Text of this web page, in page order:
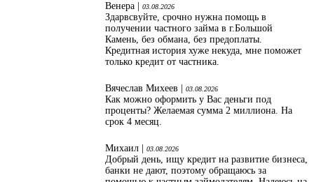
Венера | 03.08.2026
Здарвсвуйте, срочно нужна помощь в
получении частного займа в г.Большой
Камень, без обмана, без предоплаты.
Кредитная история хуже некуда, мне поможет
только кредит от частника.
Вячеслав Михеев | 03.08.2026
Как можно оформить у Вас деньги под
проценты? Желаемая сумма 2 миллиона. На
срок 4 месяц.
Михаил | 03.08.2026
Добрый день, ищу кредит на развитие бизнеса,
банки не дают, поэтому обращаюсь за